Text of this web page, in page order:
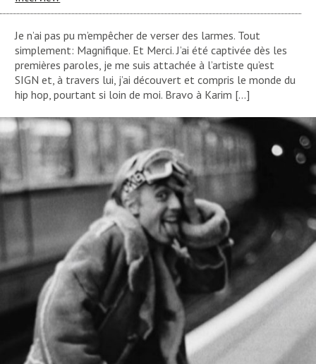
Je n’ai pas pu m’empêcher de verser des larmes. Tout
simplement: Magnifique. Et Merci. J’ai été captivée dès les
premières paroles, je me suis attachée à l’artiste qu’est
SIGN et, à travers lui, j’ai découvert et compris le monde du
hip hop, pourtant si loin de moi. Bravo à Karim […]